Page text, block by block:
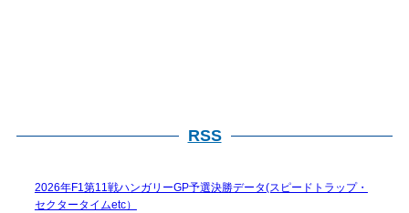
RSS
2026年F1第11戦ハンガリーGP予選決勝データ(スピードトラップ・
セクタータイムetc）